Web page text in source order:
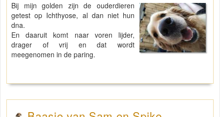
Bij mijn golden zijn de ouderdieren
getest op Ichthyose, al dan niet hun
dna.
En daaruit komt naar voren lijder,
drager of vrij en dat wordt
meegenomen in de paring.